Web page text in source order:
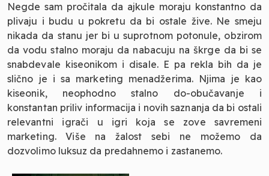
Negde sam pročitala da ajkule moraju konstantno da
plivaju i budu u pokretu da bi ostale žive. Ne smeju
nikada da stanu jer bi u suprotnom potonule, obzirom
da vodu stalno moraju da nabacuju na škrge da bi se
snabdevale kiseonikom i disale. E pa rekla bih da je
slično je i sa marketing menadžerima. Njima je kao
kiseonik, neophodno stalno do-obučavanje i
konstantan priliv informacija i novih saznanja da bi ostali
relevantni igrači u igri koja se zove savremeni
marketing. Više na žalost sebi ne možemo da
dozvolimo luksuz da predahnemo i zastanemo.